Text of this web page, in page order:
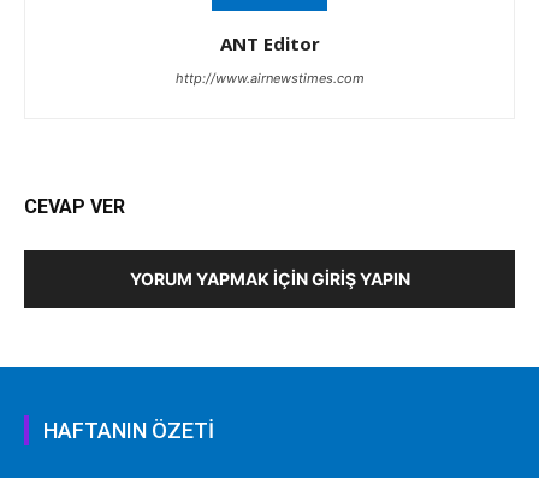
ANT Editor
http://www.airnewstimes.com
CEVAP VER
YORUM YAPMAK İÇIN GIRIŞ YAPIN
HAFTANIN ÖZETİ